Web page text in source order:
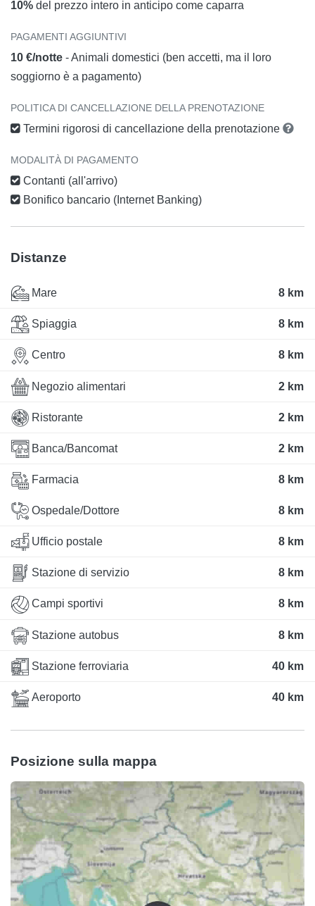
10% del prezzo intero in anticipo come caparra
PAGAMENTI AGGIUNTIVI
10 €/notte - Animali domestici (ben accetti, ma il loro
soggiorno è a pagamento)
POLITICA DI CANCELLAZIONE DELLA PRENOTAZIONE
Termini rigorosi di cancellazione della prenotazione
MODALITÀ DI PAGAMENTO
Contanti (all'arrivo)
Bonifico bancario (Internet Banking)
Distanze
Mare 8 km
Spiaggia 8 km
Centro 8 km
Negozio alimentari 2 km
Ristorante 2 km
Banca/Bancomat 2 km
Farmacia 8 km
Ospedale/Dottore 8 km
Ufficio postale 8 km
Stazione di servizio 8 km
Campi sportivi 8 km
Stazione autobus 8 km
Stazione ferroviaria 40 km
Aeroporto 40 km
Posizione sulla mappa